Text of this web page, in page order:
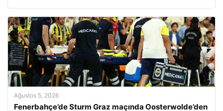
Ağustos 5, 2026
Fenerbahçe’de Sturm Graz maçında Oosterwolde’den